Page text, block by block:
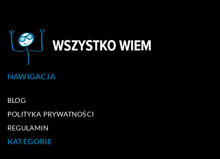
NAWIGACJA
BLOG
POLITYKA PRYWATNOŚCI
REGULAMIN
KATEGORIE